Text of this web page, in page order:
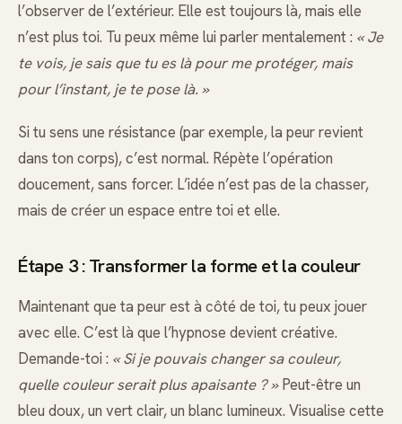
l’observer de l’extérieur. Elle est toujours là, mais elle
n’est plus toi. Tu peux même lui parler mentalement : « Je
te vois, je sais que tu es là pour me protéger, mais
pour l’instant, je te pose là. »
Si tu sens une résistance (par exemple, la peur revient
dans ton corps), c’est normal. Répète l’opération
doucement, sans forcer. L’idée n’est pas de la chasser,
mais de créer un espace entre toi et elle.
Étape 3 : Transformer la forme et la couleur
Maintenant que ta peur est à côté de toi, tu peux jouer
avec elle. C’est là que l’hypnose devient créative.
Demande-toi : « Si je pouvais changer sa couleur,
quelle couleur serait plus apaisante ? »Peut-être un
bleu doux, un vert clair, un blanc lumineux. Visualise cette